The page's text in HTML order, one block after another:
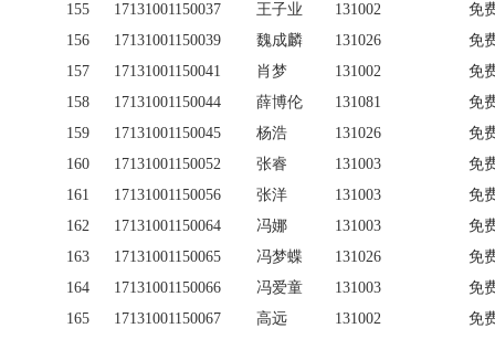
155
17131001150037 王子业 131002
免
156
17131001150039 魏成麟 131026
免
157
17131001150041 肖梦 131002
免
158
17131001150044 薛博伦 131081
免
159
17131001150045 杨浩 131026
免
160
17131001150052 张睿 131003
免
161
17131001150056 张洋 131003
免
162
17131001150064 冯娜 131003
免
163
17131001150065 冯梦蝶 131026
免
164
17131001150066 冯爱童 131003
免
165
17131001150067 高远 131002
免